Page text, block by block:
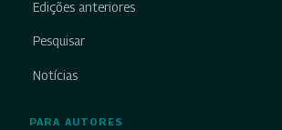
Edições anteriores
Pesquisar
Notícias
PARA AUTORES